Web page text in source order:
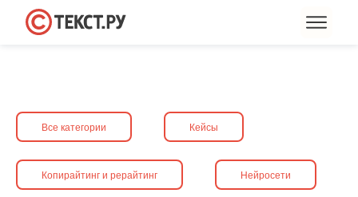
Все категории Кейсы
Копирайтинг и рерайтинг Нейросети